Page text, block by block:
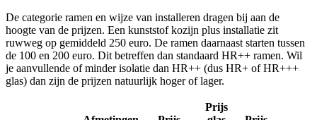
De categorie ramen en wijze van installeren dragen bij aan de
hoogte van de prijzen. Een kunststof kozijn plus installatie zit
ruwweg op gemiddeld 250 euro. De ramen daarnaast starten tussen
de 100 en 200 euro. Dit betreffen dan standaard HR++ ramen. Wil
je aanvullende of minder isolatie dan HR++ (dus HR+ of HR+++
glas) dan zijn de prijzen natuurlijk hoger of lager.
Prijs